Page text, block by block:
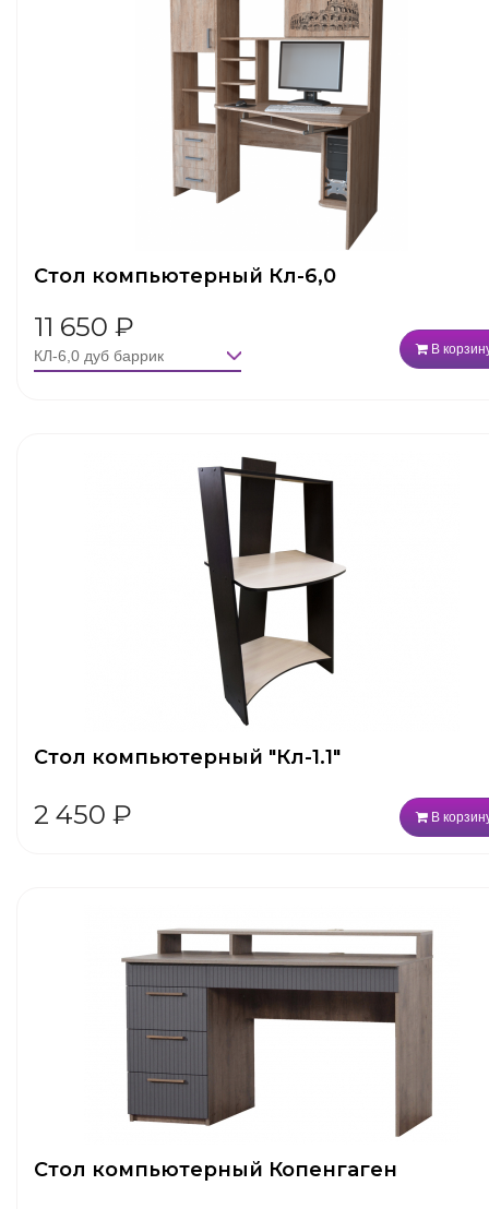
Стол компьютерный Кл-6,0
11 650 ₽
В
Стол компьютерный "Кл-1.1"
2 450 ₽ В
Стол компьютерный Копенгаген